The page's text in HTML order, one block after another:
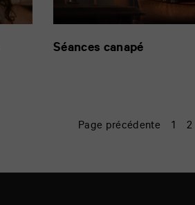
Séances canapé
Page précédente 1 2